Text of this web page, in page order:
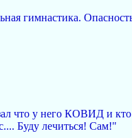
гимнастика.
что у него КОВИД и
Буду лечиться! Сам!"